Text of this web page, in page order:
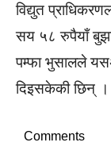
विद्युत
सय ५८ रुपैयाँ
पम्फा भुसालले
दिइसकेकी छिन् ।
Comments